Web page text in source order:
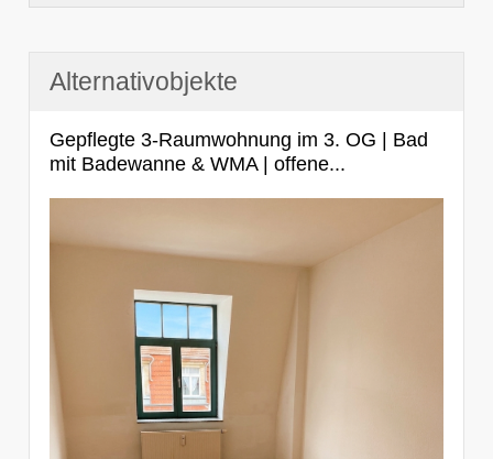
Alternativobjekte
Gepflegte 3-Raumwohnung im 3. OG | Bad
mit Badewanne & WMA | offene...